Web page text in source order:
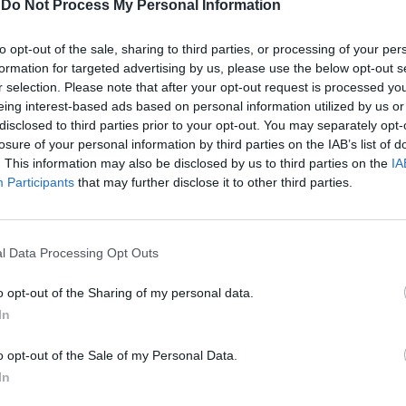
Do Not Process My Personal Information
opt-out of the sale, sharing to third parties, or processing of your
for targeted advertising by us, please use the below opt-out
selection. Please note that after your opt-out request is processed
interest-based ads based on personal information utilized by us
to third parties prior to your opt-out. You may separately
of your personal information by third parties on the IAB’s list of
This information may also be disclosed by us to third parties on the
Participants that may further disclose it to other third parties.
Data Processing Opt Outs
opt-out of the Sharing of my personal data.
opt-out of the Sale of my Personal Data.
Il musical andrà in scena all'Arena di
29 settembre e aprirà la stagione
Roma per poi andare in giro per i teatri
l'intento di fare il tutto esaurito come
edizioni. «Sapevo che sarebbe stata una
di questo progetto e mi aspettavo un
ma non di queste dimensioni. Il
questo genere a teatro perché è
degli Abba». Se per Conticini sono
Minaccioni è stata scelta dal regista
una delle interpreti femminili di
portando sul palco sotto le
pontina la sua grande comicità.
Rudy Giuliani a Come States?
Trump, Meloni e la strategia
americana